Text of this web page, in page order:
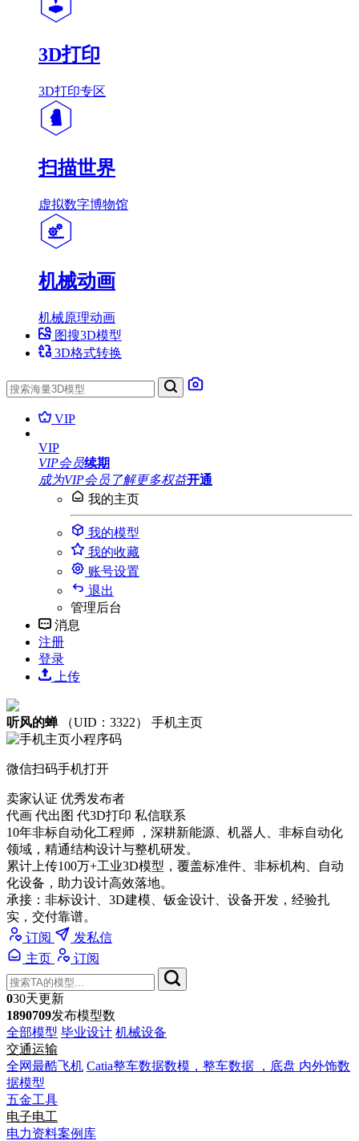
3D打印
3D打印专区
扫描世界
虚拟数字博物馆
机械动画
机械原理动画
图搜3D模型
3D格式转换
VIP
VIP
VIP会员续期
成为VIP会员 了解更多权益开通
我的主页
我的模型
我的收藏
账号设置
退出
管理后台
消息
注册
登录
上传
听风的蝉 （UID：3322） 手机主页
微信扫码手机打开
卖家认证 优秀发布者
代画 代出图 代3D打印 私信联系
10年非标自动化工程师 ，深耕新能源、机器人、非标自动化
领域，精通结构设计与整机研发。
累计上传100万+工业3D模型，覆盖标准件、非标机构、自动
化设备，助力设计高效落地。
承接：非标设计、3D建模、钣金设计、设备开发，经验扎
实，交付靠谱。
订阅
发私信
主页
订阅
030天更新
1890709发布模型数
全部模型 毕业设计 机械设备
交通运输
全网最酷飞机 Catia整车数据数模，整车数据 ，底盘 内外饰数
据模型
五金工具
电子电工
电力资料案例库